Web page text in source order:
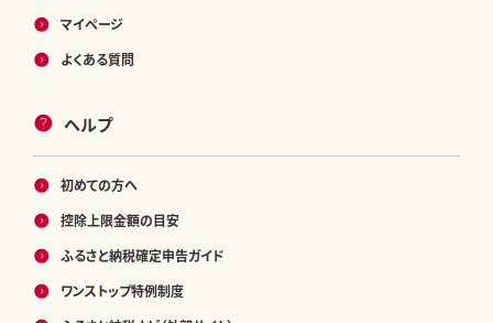
マイページ
よくある質問
ヘルプ
初めての方へ
控除上限金額の目安
ふるさと納税確定申告ガイド
ワンストップ特例制度